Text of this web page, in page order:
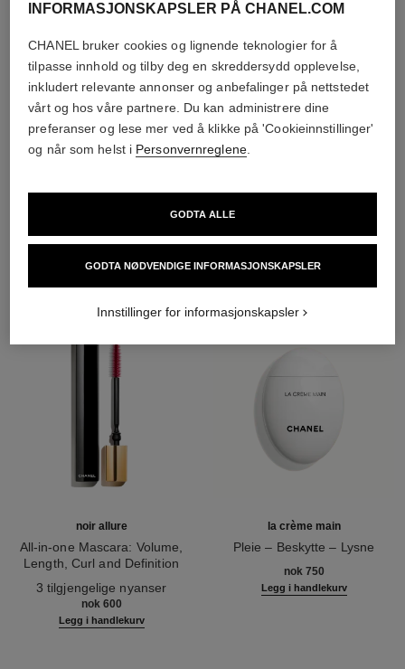
DEN PERFEKTE MATCH
noir allure
All-in-one Mascara: Volume,
Length, Curl and Definition
3 tilgjengelige nyanser
nok 600
Legg i handlekurv
la crème main
Pleie – Beskytte – Lysne
nok 750
Legg i handlekurv
INFORMASJONSKAPSLER PÅ CHANEL.COM
CHANEL bruker cookies og lignende teknologier for å
tilpasse innhold og tilby deg en skreddersydd opplevelse,
inkludert relevante annonser og anbefalinger på nettstedet
vårt og hos våre partnere. Du kan administrere dine
preferanser og lese mer ved å klikke på 'Cookieinnstillinger'
og når som helst i Personvernreglene.
GODTA NØDVENDIGE INFORMASJONSKAPSLER
GODTA ALLE
Innstillinger for informasjonskapsler